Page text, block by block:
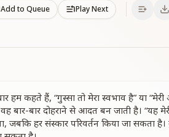
Add to Queue Play Next
कहते हैं, “गुस्सा तो मेरा स्वभाव है” या
बार-बार दोहराने से आदत बन जाती है।
हर संस्कार परिवर्तन किया जा सकता है।